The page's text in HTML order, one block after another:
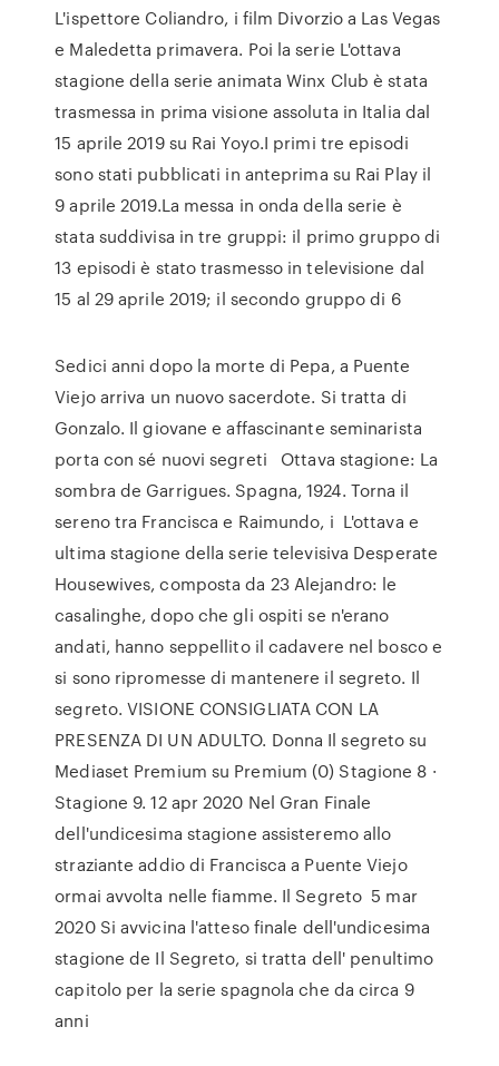
L'ispettore Coliandro, i film Divorzio a Las Vegas
e Maledetta primavera. Poi la serie L'ottava
stagione della serie animata Winx Club è stata
trasmessa in prima visione assoluta in Italia dal
15 aprile 2019 su Rai Yoyo.I primi tre episodi
sono stati pubblicati in anteprima su Rai Play il
9 aprile 2019.La messa in onda della serie è
stata suddivisa in tre gruppi: il primo gruppo di
13 episodi è stato trasmesso in televisione dal
15 al 29 aprile 2019; il secondo gruppo di 6
Sedici anni dopo la morte di Pepa, a Puente
Viejo arriva un nuovo sacerdote. Si tratta di
Gonzalo. Il giovane e affascinante seminarista
porta con sé nuovi segreti Ottava stagione: La
sombra de Garrigues. Spagna, 1924. Torna il
sereno tra Francisca e Raimundo, i L'ottava e
ultima stagione della serie televisiva Desperate
Housewives, composta da 23 Alejandro: le
casalinghe, dopo che gli ospiti se n'erano
andati, hanno seppellito il cadavere nel bosco e
si sono ripromesse di mantenere il segreto. Il
segreto. VISIONE CONSIGLIATA CON LA
PRESENZA DI UN ADULTO. Donna Il segreto su
Mediaset Premium su Premium (0) Stagione 8 ·
Stagione 9. 12 apr 2020 Nel Gran Finale
dell'undicesima stagione assisteremo allo
straziante addio di Francisca a Puente Viejo
ormai avvolta nelle fiamme. Il Segreto 5 mar
2020 Si avvicina l'atteso finale dell'undicesima
stagione de Il Segreto, si tratta dell' penultimo
capitolo per la serie spagnola che da circa 9
anni